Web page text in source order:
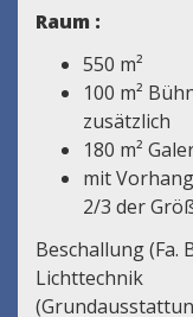
Raum :
550 m²
100 m²
zusätzlich
180 m²
mit
2/3 der
Beschallung (Fa.
Lichttechnik